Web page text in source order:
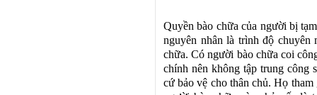
Quyền bào chữa của người bị
nguyên nhân là trình độ chuyên
chữa. Có người bào chữa coi
chính nên không tập trung công
cứ bảo vệ cho thân chủ. Họ